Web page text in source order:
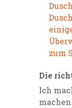
zum
Die
Ich